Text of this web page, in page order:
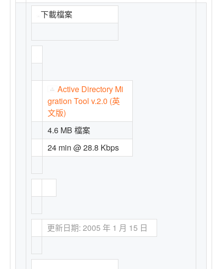
下載檔案
Active Directory Mi
gration Tool v.2.0 (英
文版)
4.6 MB 檔案
24 min @ 28.8 Kbps
更新日期: 2005 年 1 月 15 日